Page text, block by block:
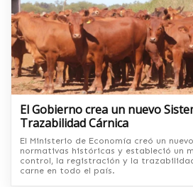
El Gobierno crea un nuevo
Trazabilidad Cárnica
El Ministerio de Economía creó un
normativas históricas y estableció un
control, la registración y la
carne en todo el país.